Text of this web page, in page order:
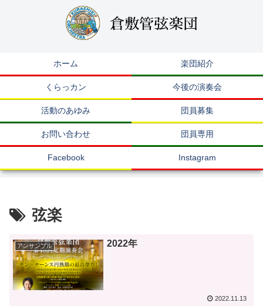
ホーム 楽団紹介
くらっカン 今後の演奏会
活動のあゆみ 団員募集
お問い合わせ 団員専用
Facebook Instagram
弦楽
アンサンブル 2022年
2022.11.13